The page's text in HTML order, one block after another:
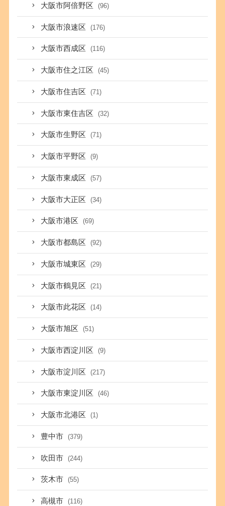
大阪市阿倍野区 (96)
大阪市浪速区 (176)
大阪市西成区 (116)
大阪市住之江区 (45)
大阪市住吉区 (71)
大阪市東住吉区 (32)
大阪市生野区 (71)
大阪市平野区 (9)
大阪市東成区 (57)
大阪市大正区 (34)
大阪市港区 (69)
大阪市都島区 (92)
大阪市城東区 (29)
大阪市鶴見区 (21)
大阪市此花区 (14)
大阪市旭区 (51)
大阪市西淀川区 (9)
大阪市淀川区 (217)
大阪市東淀川区 (46)
大阪市北港区 (1)
豊中市 (379)
吹田市 (244)
茨木市 (55)
高槻市 (116)